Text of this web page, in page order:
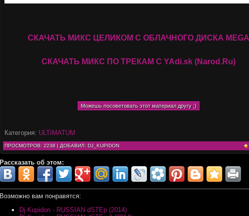
СКАЧАТЬ МИКС ЦЕЛИКОМ С ОБЛАЧНОГО ДИСКА MEGA
СКАЧАТЬ МИКС ПО ТРЕКАМ С YAdi.sk (Narod.Ru)
Категория: ULTIMATUM
ПРОСМОТРОВ: 2238 | ДОБАВИЛ: DJ_KUPIDON
Рассказать об этом:
Возможно вам понравятся:
Dj Kupidon - RUSSIAN dSTEp (2014)